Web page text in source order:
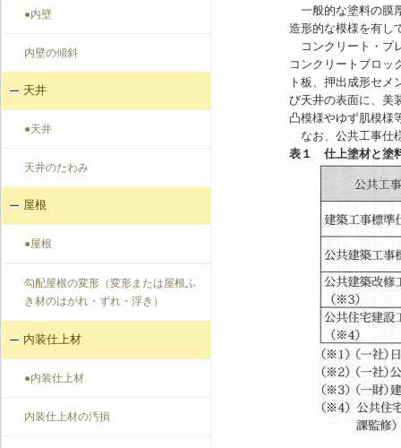
●内壁
内壁の傾斜
天井
●天井
天井のたわみ
屋根
●屋根
勾配屋根の変形（変形または屋根ふ
き材のはがれ・ずれ・浮き）
内装仕上材
●内装仕上材
内装仕上材の汚損
一般的な塗料の膜
造形的な模様を有し
コンクリート・プ
コンクリートブロッ
ト板、押出成形セメ
び天井の表面に、美
凸模様やゆず肌模様
なお、公共工事仕
表１ 仕上塗材と塗